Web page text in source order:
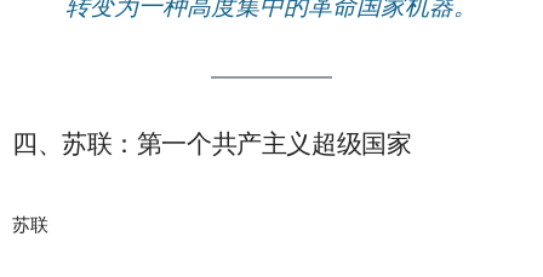
转变为一种高度集中的革命国家机器。
四、苏联：第一个共产主义超级国家
苏联